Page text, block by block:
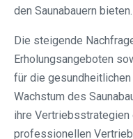
den Saunabauern bieten.
Die steigende
Erholungsangeboten
für die
Wachstum des
ihre
professionellen